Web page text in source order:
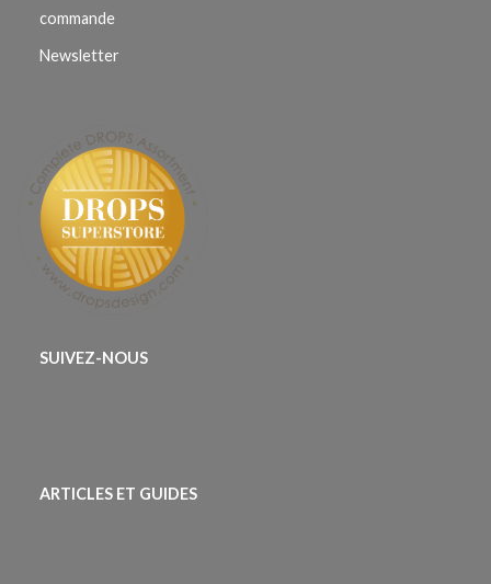
commande
Newsletter
SUIVEZ-NOUS
ARTICLES ET GUIDES